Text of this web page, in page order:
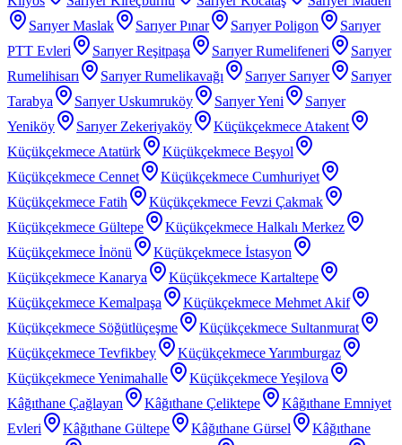
Sarıyer Maslak
Sarıyer Pınar Sarıyer Poligon
Sarıyer
PTT Evleri
Sarıyer Reşitpaşa Sarıyer Rumelifeneri
Sarıyer
Rumelihisarı
Sarıyer Rumelikavağı Sarıyer Sarıyer
Sarıyer
Tarabya
Sarıyer Uskumruköy Sarıyer Yeni
Sarıyer
Yeniköy
Sarıyer Zekeriyaköy
Küçükçekmece Atakent
Küçükçekmece Atatürk
Küçükçekmece Beşyol
Küçükçekmece Cennet
Küçükçekmece Cumhuriyet
Küçükçekmece Fatih
Küçükçekmece Fevzi Çakmak
Küçükçekmece Gültepe
Küçükçekmece Halkalı Merkez
Küçükçekmece İnönü
Küçükçekmece İstasyon
Küçükçekmece Kanarya
Küçükçekmece Kartaltepe
Küçükçekmece Kemalpaşa
Küçükçekmece Mehmet Akif
Küçükçekmece Söğütlüçeşme
Küçükçekmece Sultanmurat
Küçükçekmece Tevfikbey
Küçükçekmece Yarımburgaz
Küçükçekmece Yenimahalle
Küçükçekmece Yeşilova
Kâğıthane Çağlayan
Kâğıthane Çeliktepe
Kâğıthane Emniyet
Evleri
Kâğıthane Gültepe Kâğıthane Gürsel
Kâğıthane